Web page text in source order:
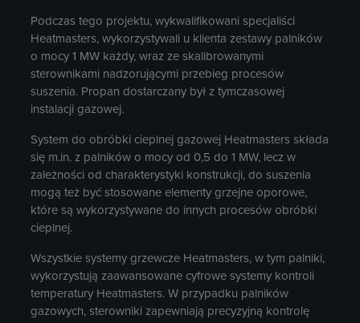
Podczas tego projektu, wykwalifikowani specjaliści
Heatmasters, wykorzystywali u klienta zestawy palników
o mocy 1 MW każdy, wraz ze skalibrowanymi
sterownikami nadzorującymi przebieg procesów
suszenia. Propan dostarczany był z tymczasowej
instalacji gazowej.
System do obróbki cieplnej gazowej Heatmasters składa
się m.in. z palników o mocy od 0,5 do 1 MW, lecz w
zależności od charakterystyki konstrukcji, do suszenia
mogą też być stosowane elementy grzejne oporowe,
które są wykorzystywane do innych procesów obróbki
cieplnej.
Wszystkie systemy grzewcze Heatmasters, w tym palniki,
wykorzystują zaawansowane cyfrowe systemy kontroli
temperatury Heatmasters. W przypadku palników
gazowych, sterowniki zapewniają precyzyjną kontrolę